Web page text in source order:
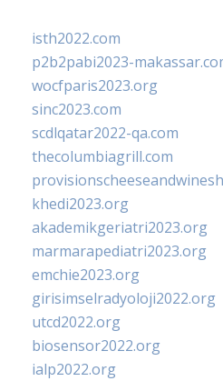
isth2022.com
p2b2pabi2023-
wocfparis2023.org
sinc2023.com
scdlqatar2022-qa.com
thecolumbiagrill.com
khedi2023.org
akademikgeriatri2023.org
marmarapediatri2023.org
emchie2023.org
girisimselradyoloji2022.org
utcd2022.org
biosensor2022.org
ialp2022.org